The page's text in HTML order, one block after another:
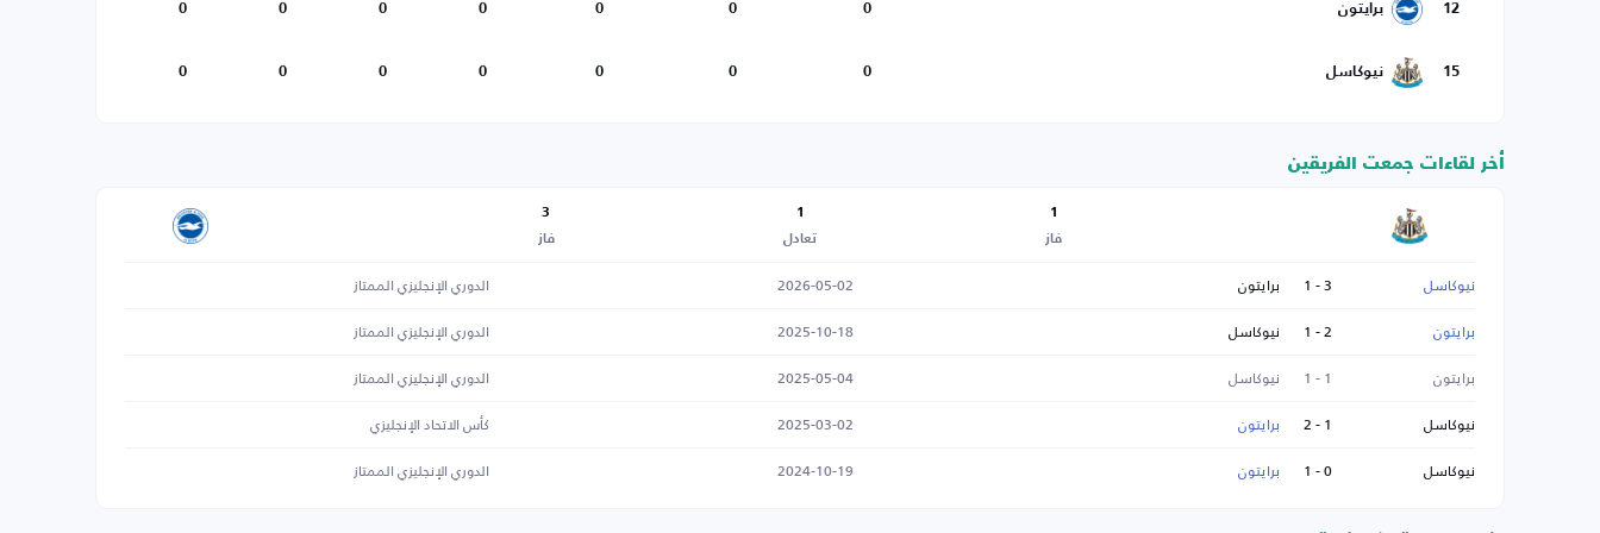
12 برايتون 0
0
0
0
0
0
0
15 نيوكاسل 0
0
0
0
0
0
0
أخر لقاءات جمعت الفريقين
1
فاز
1
تعادل
3
فاز
نيوكاسل 3 - 1 برايتون 2026-05-02
الدوري الإنجليزي الممتاز
برايتون
2 - 1 نيوكاسل 2025-10-18
الدوري الإنجليزي الممتاز
برايتون
1 - 1 نيوكاسل 2025-05-04
الدوري الإنجليزي الممتاز
نيوكاسل
1 - 2 برايتون 2025-03-02
كأس الاتحاد الإنجليزي
نيوكاسل
0 - 1 برايتون 2024-10-19 الدوري الإنجليزي الممتاز